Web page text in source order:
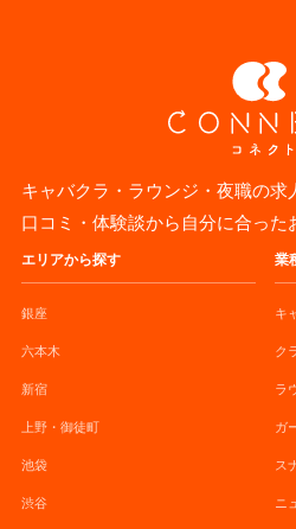
キャバクラ・ラウンジ・夜職の求
口コミ・体験談から自分に合った
エリアから探す
銀座
六本木
新宿
上野・御徒町
池袋
渋谷
業
キ
ク
ラ
ガ
ス
ニ